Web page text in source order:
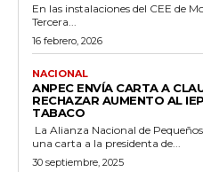
En las instalaciones del CEE de
Tercera...
16 febrero, 2026
NACIONAL
ANPEC ENVÍA CARTA A
RECHAZAR AUMENTO AL
TABACO
La Alianza Nacional de
una carta a la presidenta de...
30 septiembre, 2025